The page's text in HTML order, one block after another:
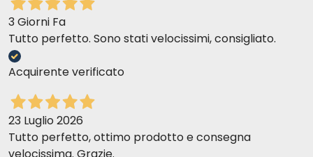
3 Giorni Fa
Tutto perfetto. Sono stati velocissimi, consigliato.
Acquirente verificato
23 Luglio 2026
Tutto perfetto, ottimo prodotto e consegna